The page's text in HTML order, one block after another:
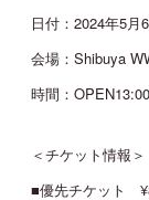
FC
日付：2024年5月
会場：Shibuya
時間：
＜チケット情報＞
■優先チケット